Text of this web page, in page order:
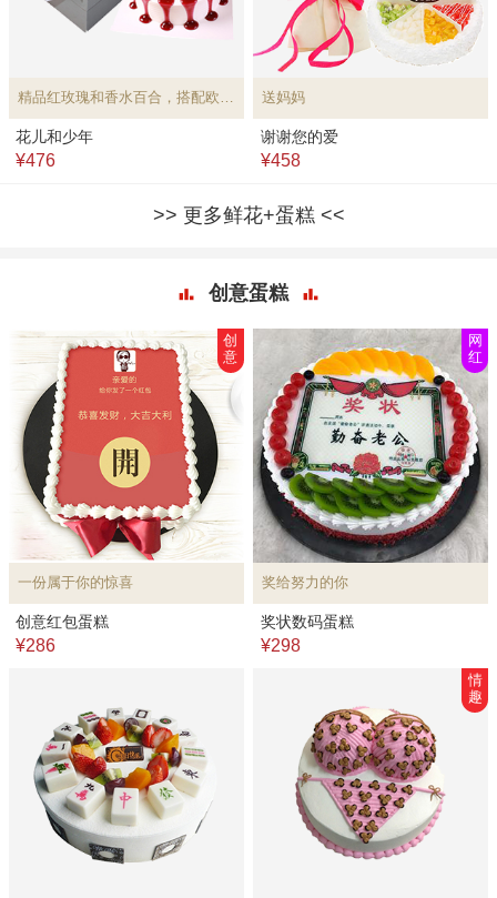
花儿和少年
¥476
送妈妈
谢谢您的爱
¥458
更多鲜花+蛋糕
创意蛋糕
一份属于你的惊喜
创
意
创意红包蛋糕
¥286
奖给努力的你
网
红
奖状数码蛋糕
¥298
情
趣